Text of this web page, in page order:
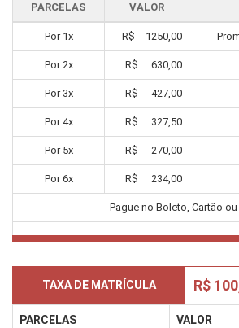
PARCELAS VALOR
Por 1x R$ 1250,00
Por2x R$ 630,00
Por 3x R$ 427,00
Por4x R$ 327,50
Por 5x R$ 270,00
Por6x R$ 234,00
Pague no Boleto, Cartão ou
TAXA DE MATRÍCULA R$
PARCELAS VALOR